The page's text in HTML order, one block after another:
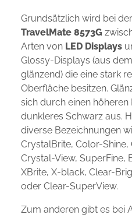
Grundsätzlich wird bei
TravelMate 8573G
Arten von LED Displays
Glossy-Displays (aus
glänzend) die eine stark
Oberfläche besitzen.
sich durch einen
dunkleres Schwarz aus.
diverse Bezeichnungen
CrystalBrite, Color-Shine,
Crystal-View, SuperFine,
XBrite, X-black, Clear-
oder Clear-SuperView.
Zum anderen gibt es bei